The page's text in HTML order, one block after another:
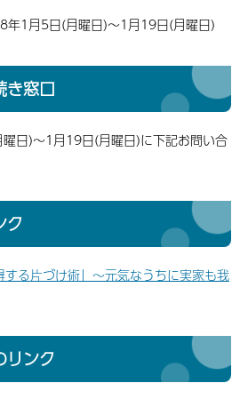
8年1月5日(月曜日)～1月19日(月曜日)
き窓口
曜日)～1月19日(月曜日)に下記お問い合
ク
る片づけ術」～元気なうちに実家も我
リンク